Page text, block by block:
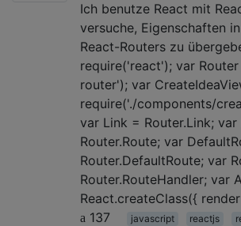
Ich benutze React mit
versuche, Eigenschaften
React-Routers zu
require('react'); var
router'); var
require('./components/
var Link = Router.Link; var
Router.Route; var
Router.DefaultRoute; var
Router.RouteHandler; var
React.createClass({
137
javascript reactjs